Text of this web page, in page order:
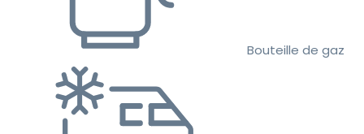
Bouteille de gaz